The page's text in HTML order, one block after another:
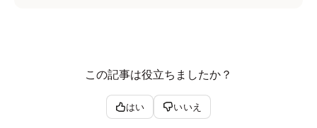
この記事は役立ちましたか？
はい いいえ